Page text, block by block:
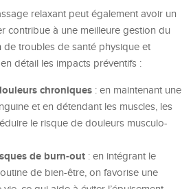
relaxant peut également avoir un
contribue à une meilleure gestion du
de troubles de santé physique et
détail les impacts préventifs :
chroniques : en maintenant une
et en détendant les muscles, les
le risque de douleurs musculo-
de burn-out : en intégrant le
de bien-être, on favorise une